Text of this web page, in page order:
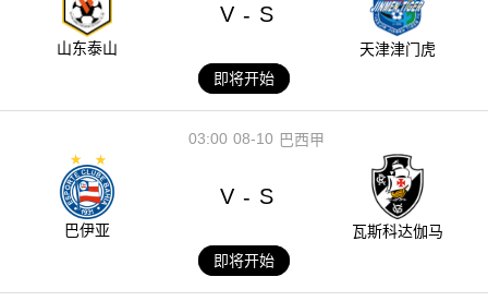
山东泰山
V - S
天津津门虎
即将开始
08-10
03:00 巴西甲
巴伊亚
V - S
瓦斯科达伽马
即将开始